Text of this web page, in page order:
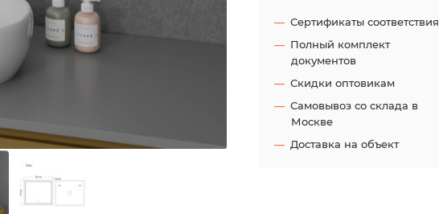
Сертификаты соответствия
Полный комплект
документов
Скидки оптовикам
Самовывоз со склада в
Москве
Доставка на объект